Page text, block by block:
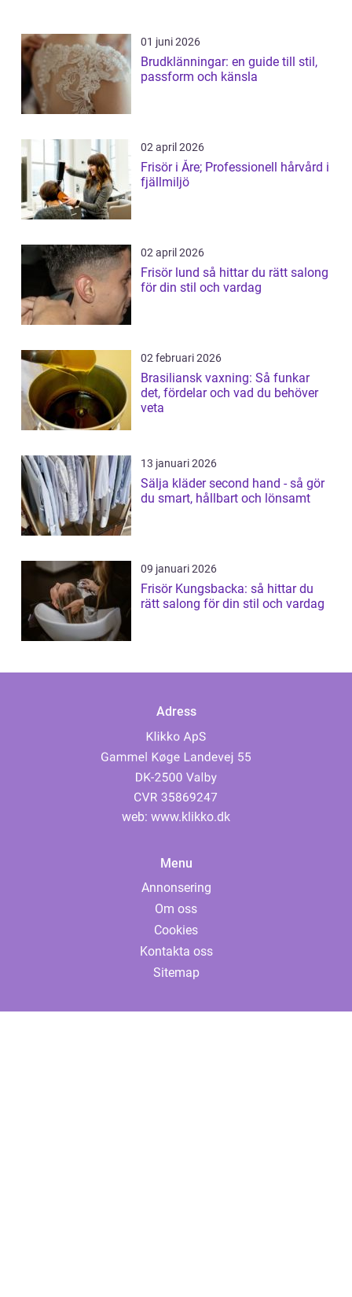
01 juni 2026
Brudklänningar: en guide till stil,
passform och känsla
02 april 2026
Frisör i Åre; Professionell hårvård i
fjällmiljö
02 april 2026
Frisör lund så hittar du rätt salong
för din stil och vardag
02 februari 2026
Brasiliansk vaxning: Så funkar
det, fördelar och vad du behöver
veta
13 januari 2026
Sälja kläder second hand - så gör
du smart, hållbart och lönsamt
09 januari 2026
Frisör Kungsbacka: så hittar du
rätt salong för din stil och vardag
Adress
web: www.klikko.dk
Menu
Annonsering
Om oss
Cookies
Kontakta oss
Sitemap